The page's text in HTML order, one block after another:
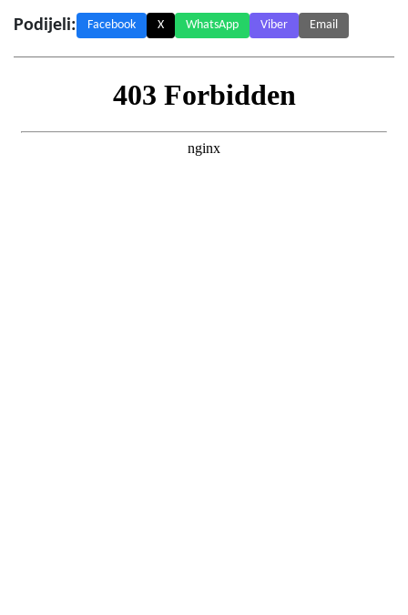
Podijeli: Facebook X WhatsApp Viber Email